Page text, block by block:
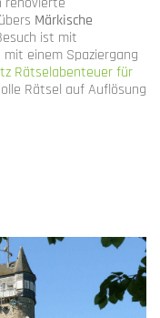
Märkische
ist mit
einem Spaziergang
Rätselabenteuer für
Rätsel auf Auflösung